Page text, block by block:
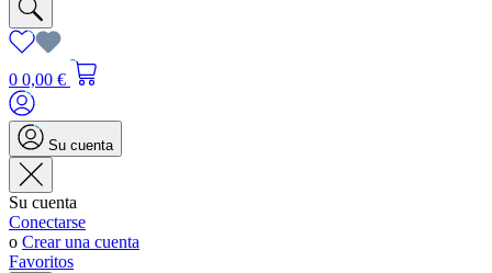
0 0,00 €
Su cuenta
Su cuenta
Conectarse
o Crear una cuenta
Favoritos